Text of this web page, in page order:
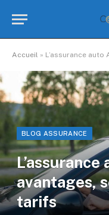
Accueil » L’assurance auto
BLOG ASSURANCE
avantages,
tarifs